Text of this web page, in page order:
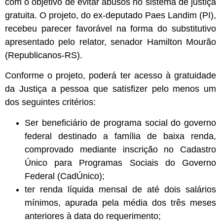
gratuita. O projeto, do ex-deputado Paes Landim (PI),
recebeu parecer favorável na forma do substitutivo
apresentado pelo relator, senador Hamilton Mourão
(Republicanos-RS).
Conforme o projeto, poderá ter acesso à gratuidade
da Justiça a pessoa que satisfizer pelo menos um
dos seguintes critérios:
Ser beneficiário de programa social do governo
federal destinado a família de baixa renda,
comprovado mediante inscrição no Cadastro
Único para Programas Sociais do Governo
Federal (CadÚnico);
ter renda líquida mensal de até dois salários
mínimos, apurada pela média dos três meses
anteriores à data do requerimento;